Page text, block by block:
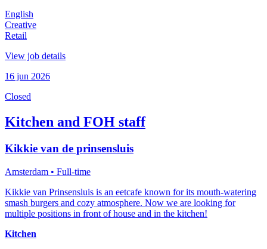
English
Creative
Retail
View job details
16 jun 2026
Closed
Kitchen and FOH staff
Kikkie van de prinsensluis
Amsterdam • Full-time
Kikkie van Prinsensluis is an eetcafe known for its mouth-watering
smash burgers and cozy atmosphere. Now we are looking for
multiple positions in front of house and in the kitchen!
Kitchen